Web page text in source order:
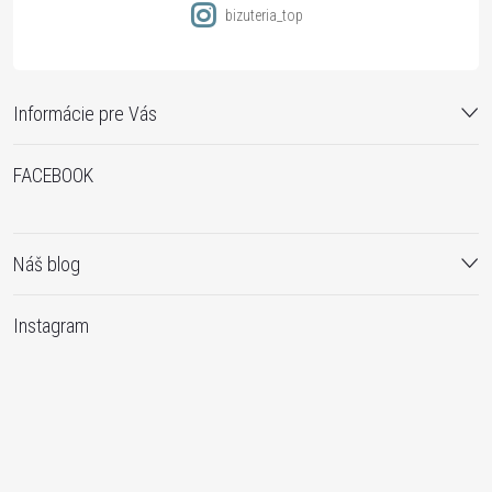
Informácie pre Vás
bizuteria_top
FACEBOOK
Náš blog
Instagram